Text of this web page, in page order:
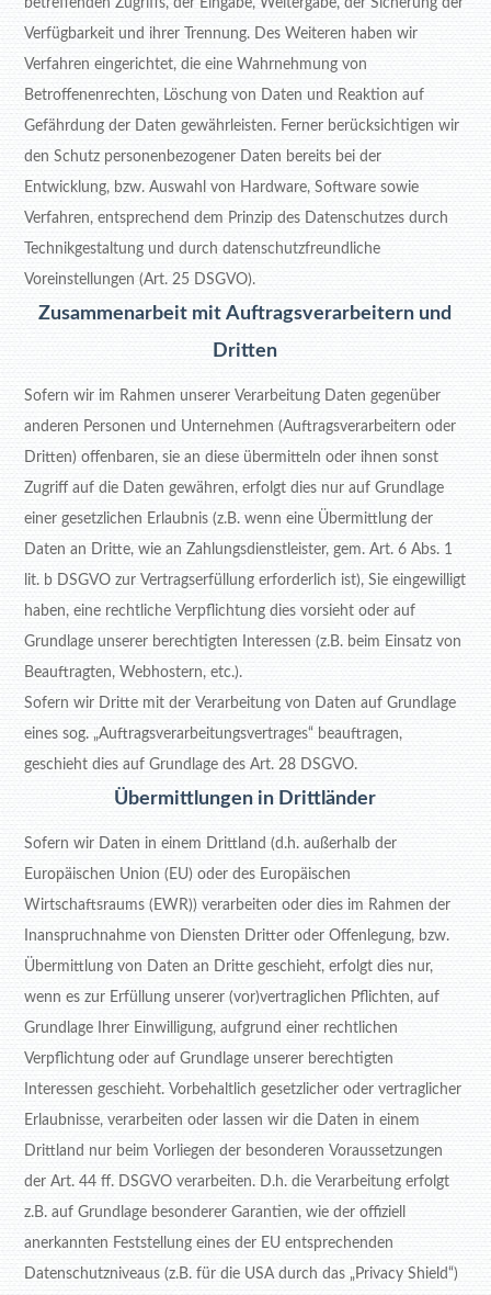
Verfügbarkeit und ihrer Trennung. Des Weiteren haben wir
Verfahren eingerichtet, die eine Wahrnehmung von
Betroffenenrechten, Löschung von Daten und Reaktion auf
Gefährdung der Daten gewährleisten. Ferner berücksichtigen wir
den Schutz personenbezogener Daten bereits bei der
Entwicklung, bzw. Auswahl von Hardware, Software sowie
Verfahren, entsprechend dem Prinzip des Datenschutzes durch
Technikgestaltung und durch datenschutzfreundliche
Voreinstellungen (Art. 25 DSGVO).
Zusammenarbeit mit Auftragsverarbeitern und
Dritten
Sofern wir im Rahmen unserer Verarbeitung Daten gegenüber
anderen Personen und Unternehmen (Auftragsverarbeitern oder
Dritten) offenbaren, sie an diese übermitteln oder ihnen sonst
Zugriff auf die Daten gewähren, erfolgt dies nur auf Grundlage
einer gesetzlichen Erlaubnis (z.B. wenn eine Übermittlung der
Daten an Dritte, wie an Zahlungsdienstleister, gem. Art. 6 Abs. 1
lit. b DSGVO zur Vertragserfüllung erforderlich ist), Sie eingewilligt
haben, eine rechtliche Verpflichtung dies vorsieht oder auf
Grundlage unserer berechtigten Interessen (z.B. beim Einsatz von
Beauftragten, Webhostern, etc.).
Sofern wir Dritte mit der Verarbeitung von Daten auf Grundlage
eines sog. „Auftragsverarbeitungsvertrages“ beauftragen,
geschieht dies auf Grundlage des Art. 28 DSGVO.
Übermittlungen in Drittländer
Sofern wir Daten in einem Drittland (d.h. außerhalb der
Europäischen Union (EU) oder des Europäischen
Wirtschaftsraums (EWR)) verarbeiten oder dies im Rahmen der
Inanspruchnahme von Diensten Dritter oder Offenlegung, bzw.
Übermittlung von Daten an Dritte geschieht, erfolgt dies nur,
wenn es zur Erfüllung unserer (vor)vertraglichen Pflichten, auf
Grundlage Ihrer Einwilligung, aufgrund einer rechtlichen
Verpflichtung oder auf Grundlage unserer berechtigten
Interessen geschieht. Vorbehaltlich gesetzlicher oder vertraglicher
Erlaubnisse, verarbeiten oder lassen wir die Daten in einem
Drittland nur beim Vorliegen der besonderen Voraussetzungen
der Art. 44 ff. DSGVO verarbeiten. D.h. die Verarbeitung erfolgt
z.B. auf Grundlage besonderer Garantien, wie der offiziell
anerkannten Feststellung eines der EU entsprechenden
Datenschutzniveaus (z.B. für die USA durch das „Privacy Shield“)